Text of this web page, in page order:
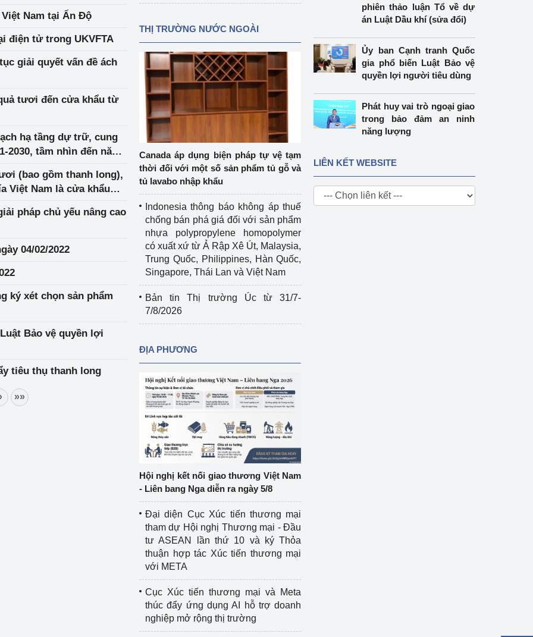
Tổ chức kiểm định kỹ thuật an toàn lao
động thuộc thẩm quyền quản lý của
Bộ Công Thương
Tổ chức được cấp GCN đăng ký, hoạt
động kiểm định thiết bị, dụng cụ điện
làm việc ở môi trường không có nguy
hiểm khí, bụi nổ
Cơ sở sản xuất, sửa chữa chai chứa
LPG
nghiệp vụ kiểm định kỹ thuật an toàn
lao động
Thương
Thương
và đổi mới sáng
Video bảo vệ môi trường
Đọc báo giúp bạn
Khu vực miền Bắc
Khu vực miền Nam
Thị trường châu Á – châu Phi
Thị trường châu Âu – châu Mỹ
đưa nghị quyết
Công nghiệp nền tảng
Nam tại Ấn Độ
điện tử trong UKVFTA
giải quyết vấn đề ách
tươi đến cửa khẩu từ
hạ tầng dự trữ, cung
2030, tầm nhìn đến năm
(bao gồm thanh long),
Việt Nam là cửa khẩu
pháp chủ yếu nâng cao
04/02/2022
ký xét chọn sản phẩm
Bảo vệ quyền lợi
tiêu thụ thanh long
»»
THỊ TRƯỜNG NƯỚC NGOÀI
Canada áp dụng biện pháp tự vệ tạm
thời đối với một số sản phẩm tủ gỗ và
tủ lavabo nhập khẩu
Indonesia thông báo không áp thuế
chống bán phá giá đối với sản phẩm
nhựa polypropylene homopolymer
có xuất xứ từ Ả Rập Xê Út, Malaysia,
Trung Quốc, Philippines, Hàn Quốc,
Singapore, Thái Lan và Việt Nam
Bản tin Thị trường Úc từ 31/7-
7/8/2026
ĐỊA PHƯƠNG
Hội nghị kết nối giao thương Việt Nam
- Liên bang Nga diễn ra ngày 5/8
Đại diện Cục Xúc tiến thương mại
tham dự Hội nghị Thương mại - Đầu
tư ASEAN lần thứ 10 và ký Thỏa
thuận hợp tác Xúc tiến thương mại
với META
Cục Xúc tiến thương mại và Meta
thúc đẩy ứng dụng AI hỗ trợ doanh
nghiệp mở rộng thị trường
phiên thảo luận Tổ về dự
án Luật Dầu khí (sửa đổi)
Ủy ban Cạnh tranh Quốc
gia phổ biến Luật Bảo vệ
quyền lợi người tiêu dùng
Phát huy vai trò ngoại giao
trong bảo đảm an ninh
năng lượng
LIÊN KẾT WEBSITE